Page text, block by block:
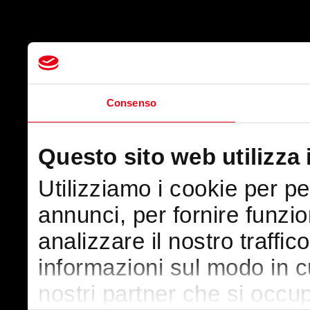
Consenso
Questo sito web utilizza
Utilizziamo i cookie per
annunci, per fornire
analizzare il nostro
informazioni sul modo in
nostri partner che si